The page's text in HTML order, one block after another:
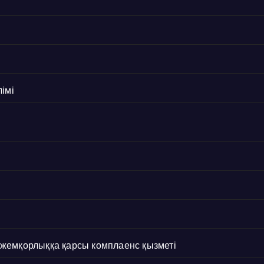
қарсы комплаенс қызметі